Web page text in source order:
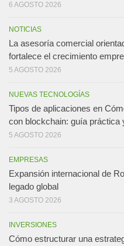
6 AGOSTO 2026
NOTICIAS
La asesoría comercial
fortalece el crecimiento
5 AGOSTO 2026
NUEVAS TECNOLOGÍAS
Tipos de aplicaciones en
con blockchain: guía práctica
5 AGOSTO 2026
EMPRESAS
Expansión internacional de
legado global
3 AGOSTO 2026
INVERSIONES
Cómo estructurar una